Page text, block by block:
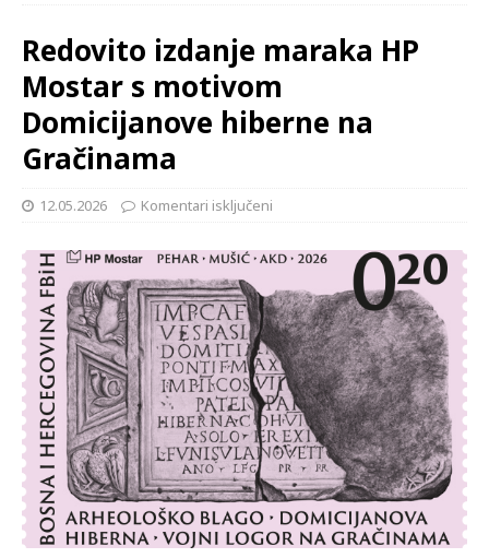
Redovito izdanje maraka HP
Mostar s motivom
Domicijanove hiberne na
Gračinama
12.05.2026 Komentari isključeni